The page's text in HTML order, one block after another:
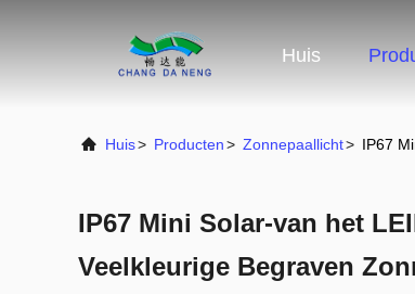
Huis
Huis> Producten> Zonnepaallicht> IP67
IP67 Mini Solar-van het
Veelkleurige Begraven